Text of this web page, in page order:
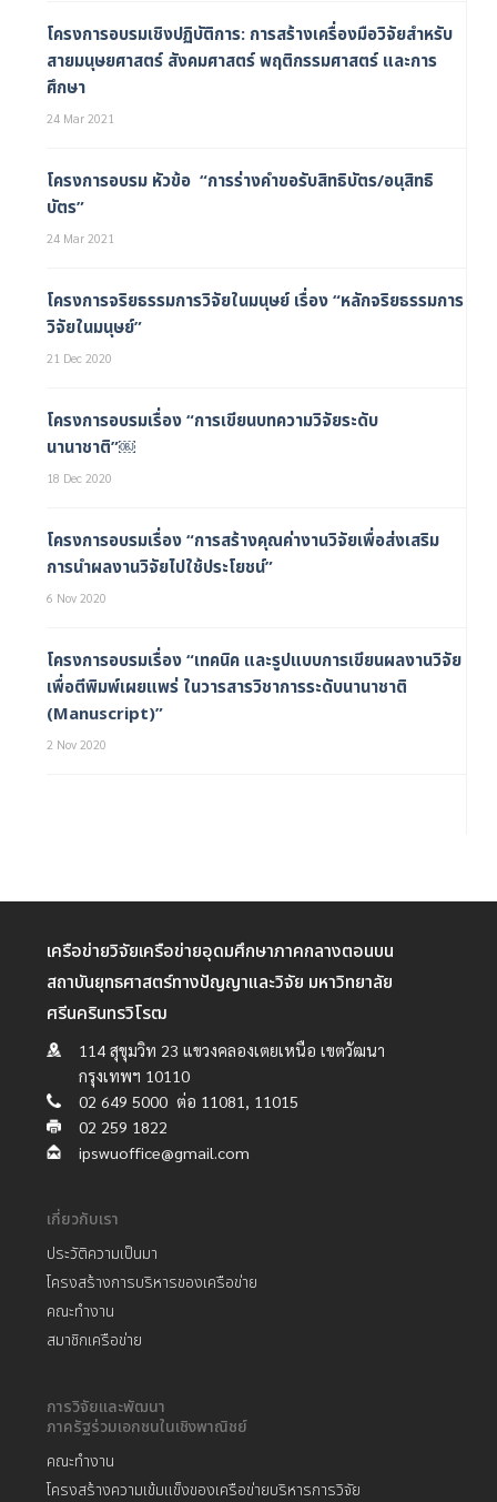
โครงการอบรมเชิงปฏิบัติการ: การสร้างเครื่องมือวิจัยสำหรับ
สายมนุษยศาสตร์ สังคมศาสตร์ พฤติกรรมศาสตร์ และการ
ศึกษา
24 Mar 2021
โครงการอบรม หัวข้อ “การร่างคำขอรับสิทธิบัตร/อนุสิทธิ
บัตร”
24 Mar 2021
โครงการจริยธรรมการวิจัยในมนุษย์ เรื่อง “หลักจริยธรรมการ
วิจัยในมนุษย์”
21 Dec 2020
โครงการอบรมเรื่อง “การเขียนบทความวิจัยระดับ
นานาชาติ”￼
18 Dec 2020
โครงการอบรมเรื่อง “การสร้างคุณค่างานวิจัยเพื่อส่งเสริม
การนำผลงานวิจัยไปใช้ประโยชน์”
6 Nov 2020
โครงการอบรมเรื่อง “เทคนิค และรูปแบบการเขียนผลงานวิจัย
เพื่อตีพิมพ์เผยแพร่ ในวารสารวิชาการระดับนานาชาติ
(Manuscript)”
2 Nov 2020
เครือข่ายวิจัยเครือข่ายอุดมศึกษาภาคกลางตอนบน
สถาบันยุทธศาสตร์ทางปัญญาและวิจัย มหาวิทยาลัย
ศรีนครินทรวิโรฒ
114 สุขุมวิท 23 แขวงคลองเตยเหนือ เขตวัฒนา
กรุงเทพฯ 10110
02 649 5000 ต่อ 11081, 11015
02 259 1822
ipswuoffice@gmail.com
เกี่ยวกับเรา
ประวัติความเป็นมา
โครงสร้างการบริหารของเครือข่าย
คณะทำงาน
สมาชิกเครือข่าย
การวิจัยและพัฒนา
ภาครัฐร่วมเอกชนในเชิงพาณิชย์
คณะทำงาน
โครงสร้างความเข้มแข็งของเครือข่ายบริหารการวิจัย